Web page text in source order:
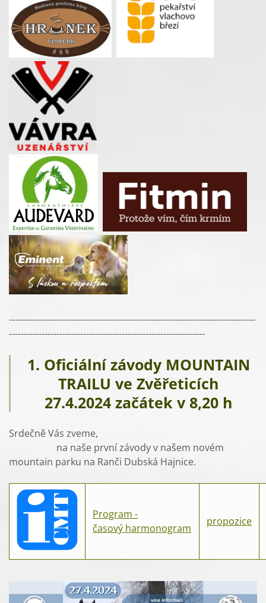
-----------------------------------------------------------------------------------
------------------------------------------------------------------
1. Oficiální závody MOUNTAIN
TRAILU ve Zvěřeticích
27.4.2024 začátek v 8,20 h
Srdečně Vás zveme,
na naše první závody v našem novém
mountain parku na Ranči Dubská Hajnice.
Program -
časový harmonogram
propozice